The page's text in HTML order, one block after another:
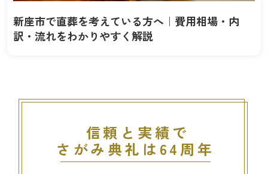
新座市で直葬を考えている方へ｜費用相場・内
訳・流れをわかりやすく解説
信頼と実績で
さがみ典礼は64周年